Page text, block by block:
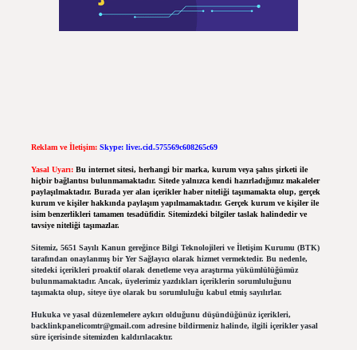
Reklam ve İletişim: Skype: live:.cid.575569c608265c69
Yasal Uyarı: Bu internet sitesi, herhangi bir marka, kurum veya şahıs şirketi ile
hiçbir bağlantısı bulunmamaktadır. Sitede yalnızca kendi hazırladığımız makaleler
paylaşılmaktadır. Burada yer alan içerikler haber niteliği taşımamakta olup, gerçek
kurum ve kişiler hakkında paylaşım yapılmamaktadır. Gerçek kurum ve kişiler ile
isim benzerlikleri tamamen tesadüfidir. Sitemizdeki bilgiler taslak halindedir ve
tavsiye niteliği taşımazlar.
Sitemiz, 5651 Sayılı Kanun gereğince Bilgi Teknolojileri ve İletişim Kurumu (BTK)
tarafından onaylanmış bir Yer Sağlayıcı olarak hizmet vermektedir. Bu nedenle,
sitedeki içerikleri proaktif olarak denetleme veya araştırma yükümlülüğümüz
bulunmamaktadır. Ancak, üyelerimiz yazdıkları içeriklerin sorumluluğunu
taşımakta olup, siteye üye olarak bu sorumluluğu kabul etmiş sayılırlar.
Hukuka ve yasal düzenlemelere aykırı olduğunu düşündüğünüz içerikleri,
backlinkpanelicomtr@gmail.comadresine bildirmeniz halinde, ilgili içerikler yasal
süre içerisinde sitemizden kaldırılacaktır.